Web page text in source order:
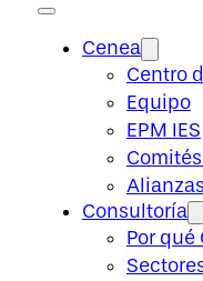
Cenea
Centro
Equipo
EPM IES
Consultoría
Por qué